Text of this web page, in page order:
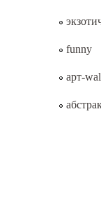
funny
арт-